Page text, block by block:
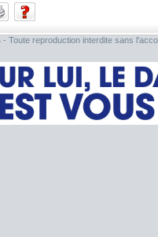
- Toute reproduction interdite sans